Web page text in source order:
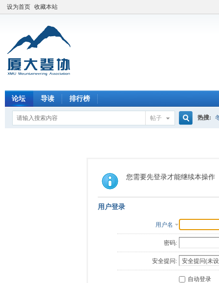
设为首页 收藏本站
论坛 导读 排行榜
帖子
索
热搜:
您需要先登录才能继续本操作
用户登录
用户名
密码:
安全提问:
自动登录